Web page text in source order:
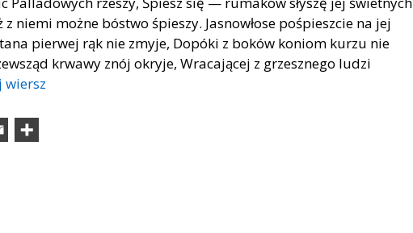
niemi możne bóstwo śpieszy. Jasnowłose pośpieszcie na jej
pierwej rąk nie zmyje, Dopóki z boków koniom kurzu nie
krwawy znój okryje, Wracającej z grzesznego ludzi
wiersz